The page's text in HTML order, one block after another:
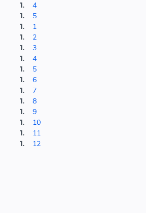
4
5
1
2
3
4
5
6
7
8
9
10
11
12